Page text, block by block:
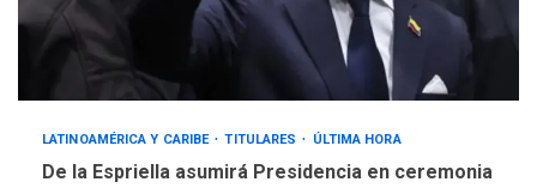
LATINOAMÉRICA Y CARIBE TITULARES ÚLTIMA HORA
De la Espriella asumirá Presidencia en ceremonia